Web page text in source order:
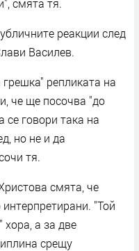
смята тя.
реакции след
Василев.
репликата на
че ще посочва "до
говори така на
но не и да
тя.
смята, че
"Той
а за две
срещу